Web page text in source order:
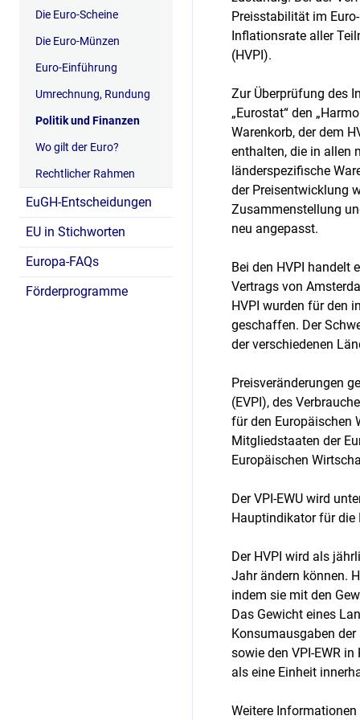
Die Euro-Scheine
Die Euro-Münzen
Euro-Einführung
Umrechnung, Rundung
Politik und Finanzen
Wo gilt der Euro?
Rechtlicher Rahmen
EuGH-Entscheidungen
EU in Stichworten
Europa-FAQs
Förderprogramme
Preisstabilität im
Inflationsrate aller
(HVPI).
Zur Überprüfung des
„Eurostat“ den
Warenkorb, der dem
enthalten, die in allen
länderspezifische
der Preisentwicklung
Zusammenstellung
neu angepasst.
Bei den HVPI handelt
Vertrags von
HVPI wurden für den
geschaffen. Der
der verschiedenen
Preisveränderungen
(EVPI), des
für den Europäischen
Mitgliedstaaten der
Europäischen
Der VPI-EWU wird
Hauptindikator für die
Der HVPI wird als
Jahr ändern können.
indem sie mit den
Das Gewicht eines
Konsumausgaben der
sowie den VPI-EWR
als eine Einheit
Weitere Informationen